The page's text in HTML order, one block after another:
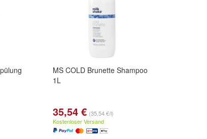
MS COLD Brunette Shampoo
1L
35,54 € (35,54 €/l)
Kostenloser Versand